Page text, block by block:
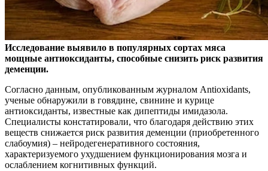
Исследование выявило в популярных сортах мяса
мощные антиоксиданты, способные снизить риск развития
деменции.
Согласно данным, опубликованным журналом Antioxidants,
ученые обнаружили в говядине, свинине и курице
антиоксиданты, известные как дипептиды имидазола.
Специалисты констатировали, что благодаря действию этих
веществ снижается риск развития деменции (приобретенного
слабоумия) – нейродегенеративного состояния,
характеризуемого ухудшением функционирования мозга и
ослаблением когнитивных функций.